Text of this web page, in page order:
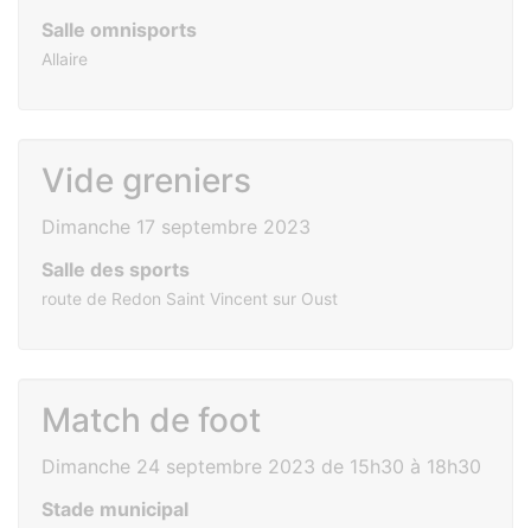
Salle omnisports
Allaire
Vide greniers
Dimanche 17 septembre 2023
Salle des sports
route de Redon Saint Vincent sur Oust
Match de foot
Dimanche 24 septembre 2023 de 15h30 à 18h30
Stade municipal